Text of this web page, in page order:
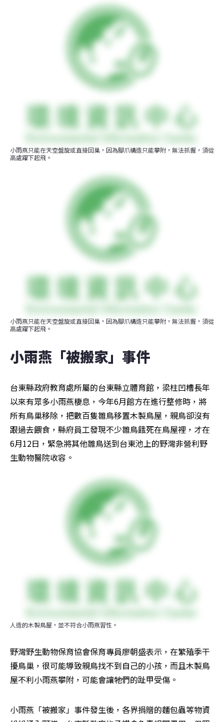
小雨燕只能在天空盤旋或直接回巢，因為腳爪構造只能攀附，無法抓握，須從
高處躍下起飛。
小雨燕只能在天空盤旋或直接回巢，因為腳爪構造只能攀附，無法抓握，須從
高處躍下起飛。
小雨燕「被搬家」事件
台東縣政府教育處所屬的台東縣立體育館，梁柱凹槽長年
以來有眾多小雨燕棲息，今年6月館方在進行整修時，將
所有鳥巢移除，把數百隻雛鳥移置木製鳥屋，親鳥卻沒有
跟過去餵食，縣府員工發現不少雛鳥餓死在鳥屋裡，才在
6月12日，緊急將其他雛鳥送到台東池上的野灣非營利野
生動物醫院收容。
人造的木製鳥屋，並不符合小雨燕習性。
野灣野生動物保育協會保育專員廖朝盛表示，在繁殖季干
擾鳥巢，很可能導致親鳥找不到自己的小孩，而且木製鳥
屋不利小雨燕攀附，可能會讓牠們的趾甲受傷。
小雨燕「被搬家」事件發生後，各界捐贈的麵包蟲等物資